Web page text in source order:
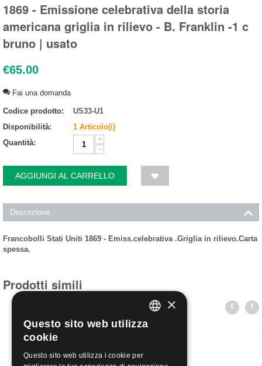
1869 - Emissione celebrativa della storia
americana griglia in rilievo - B. Franklin -1 c
bruno | usato
€65.00
Fai una domanda
Codice prodotto:
US33-U1
Disponibilità:
1 Articolo(i)
Quantità:
+
−
AGGIUNGI AL CARRELLO
Descrizione
Francobolli Stati Uniti 1869 - Emiss.celebrativa .Griglia in rilievo.Carta
spessa.
Prodotti simili
ITALIAN
×
Questo sito web utilizza
cookie
Questo sito web utilizza i cookie per